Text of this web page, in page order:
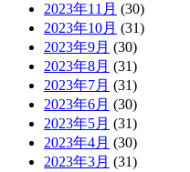
2023年11月 (30)
2023年10月 (31)
2023年9月 (30)
2023年8月 (31)
2023年7月 (31)
2023年6月 (30)
2023年5月 (31)
2023年4月 (30)
2023年3月 (31)